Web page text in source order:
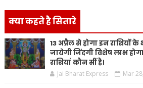
क्या कहते है सितारे
13 अप्रैल से होगा इन राशियों
जायेगी जिंदगी विशेष लाभ
राशियां कौन सीं है।
Jai Bharat Express Mar